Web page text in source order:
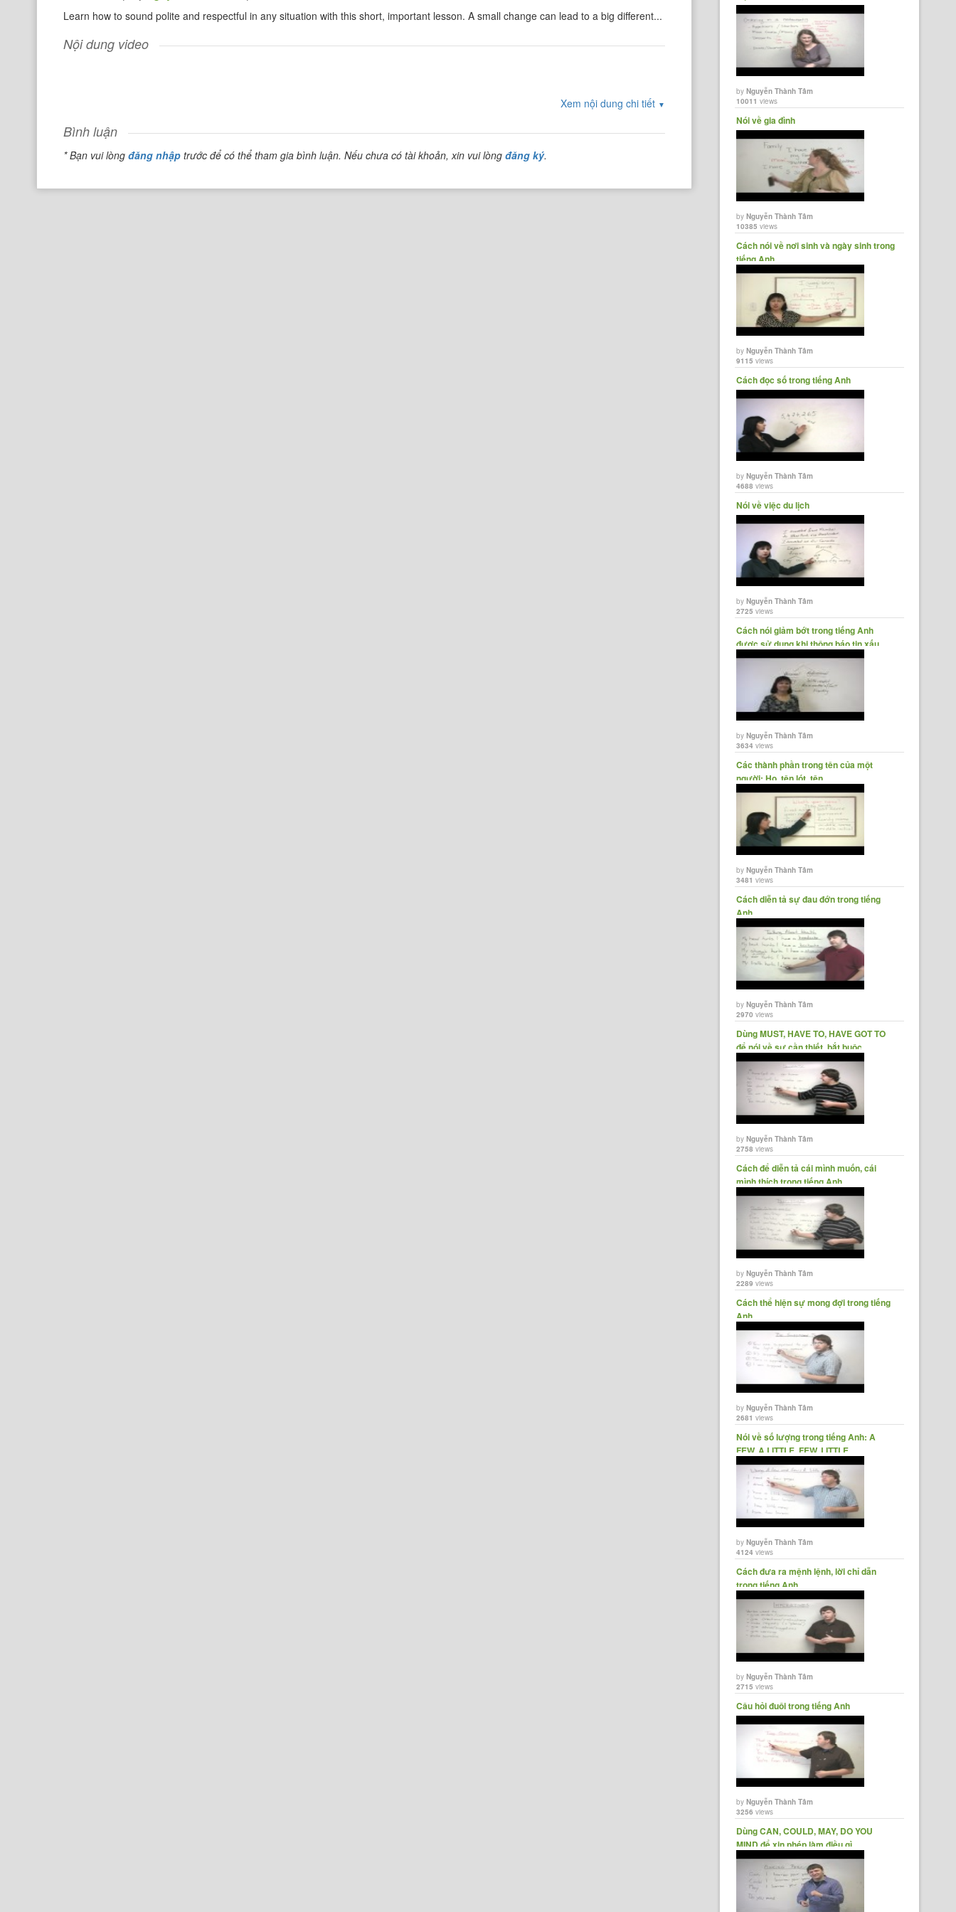
Learn how to sound polite and respectful in any situation with this short, important lesson. A small change can lead to a big different...
Nội dung video
Xem nội dung chi tiết ▼
Bình luận
* Bạn vui lòngđăng nhập trước để có thể tham gia bình luận. Nếu chưa có tài khoản, xin vui lòngđăng ký.
byNguyễn Thành Tâm
10011 views
Nói về gia đình
byNguyễn Thành Tâm
10385 views
Cách nói về nơi sinh và ngày sinh trong
tiếng Anh
byNguyễn Thành Tâm
9115 views
Cách đọc số trong tiếng Anh
byNguyễn Thành Tâm
4688 views
Nói về việc du lịch
byNguyễn Thành Tâm
2725 views
Cách nói giảm bớt trong tiếng Anh
được sử dụng khi thông báo tin xấu
byNguyễn Thành Tâm
3634 views
Các thành phần trong tên của một
người: Họ, tên lót, tên
byNguyễn Thành Tâm
3481 views
Cách diễn tả sự đau đớn trong tiếng
Anh.
byNguyễn Thành Tâm
2970 views
Dùng MUST, HAVE TO, HAVE GOT TO
để nói về sự cần thiết, bắt buộc.
byNguyễn Thành Tâm
2758 views
Cách để diễn tả cái mình muốn, cái
mình thích trong tiếng Anh
byNguyễn Thành Tâm
2289 views
Cách thể hiện sự mong đợi trong tiếng
Anh
byNguyễn Thành Tâm
2681 views
Nói về số lượng trong tiếng Anh: A
FEW, A LITTLE, FEW, LITTLE
byNguyễn Thành Tâm
4124 views
Cách đưa ra mệnh lệnh, lời chỉ dẫn
trong tiếng Anh
byNguyễn Thành Tâm
2715 views
Câu hỏi đuôi trong tiếng Anh
byNguyễn Thành Tâm
3256 views
Dùng CAN, COULD, MAY, DO YOU
MIND để xin phép làm điều gì